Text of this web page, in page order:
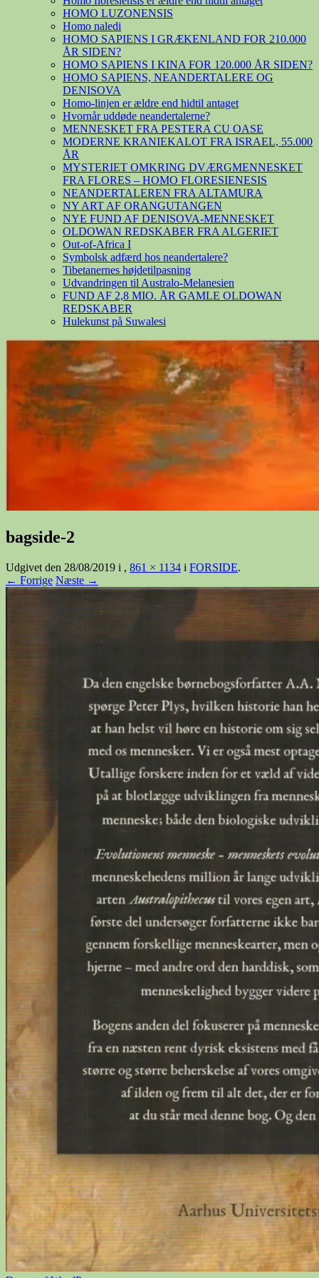
HOMO LUZONENSIS
Homo naledi
HOMO SAPIENS I GRÆKENLAND FOR 210.000
ÅR SIDEN?
HOMO SAPIENS I KINA FOR 120.000 ÅR SIDEN?
HOMO SAPIENS, NEANDERTALERE OG
DENISOVA
Homo-linjen er ældre end hidtil antaget
Hvornår uddøde neandertalerne?
MENNESKET FRA PESTERA CU OASE
MODERNE KRANIEKALOT FRA ISRAEL, 55.000
ÅR
MYSTERIET OMKRING DVÆRGMENNESKET
FRA FLORES – HOMO FLORESIENESIS
NEANDERTALEREN FRA ALTAMURA
NY ART AF ORANGUTANGEN
NYE FUND AF DENISOVA-MENNESKET
OLDOWAN REDSKABER FRA ALGERIET
Out-of-Africa I
Symbolsk adfærd hos neandertalere?
Tibetanernes højdetilpasning
Udvandringen til Australo-Melanesien
FUND AF 2,8 MIO. ÅR GAMLE OLDOWAN
REDSKABER
Hulekunst på Suwalesi
bagside-2
Udgivet den 28/08/2019 i , 861 × 1134 i FORSIDE.
← Forrige Næste →